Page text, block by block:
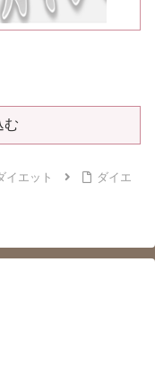
む
イエット
ダイエ